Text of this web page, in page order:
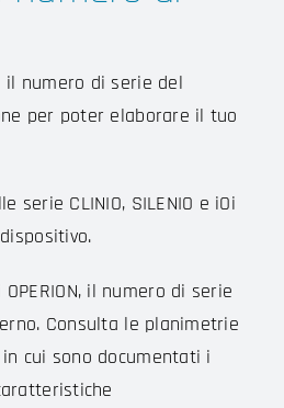
il numero di serie del
per poter elaborare il tuo
serie CLINIO, SILENIO e iOi
il numero di serie
Consulta le planimetrie
cui sono documentati i